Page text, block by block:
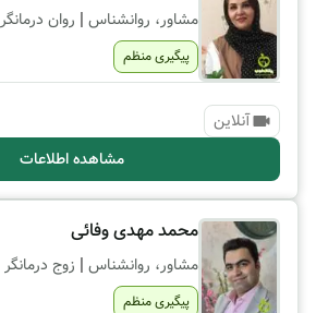
مشاور، روانشناس | روان درمانگر
پیگیری منظم
آنلاین
مشاهده اطلاعات
محمد مهدی وفائی
مشاور، روانشناس | زوج درمانگر
پیگیری منظم